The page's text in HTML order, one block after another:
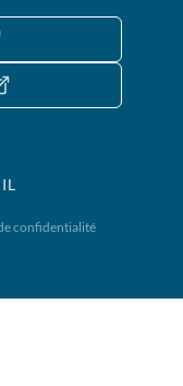
confidentialité